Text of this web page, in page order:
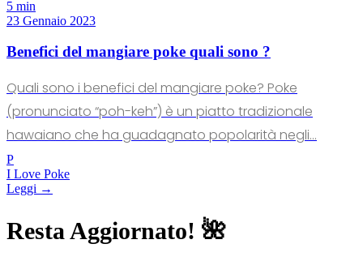
5 min
23 Gennaio 2023
Benefici del mangiare poke quali sono ?
Quali sono i benefici del mangiare poke? Poke
(pronunciato “poh-keh”) è un piatto tradizionale
hawaiano che ha guadagnato popolarità negli...
P
I Love Poke
Leggi →
Resta Aggiornato! 🌺